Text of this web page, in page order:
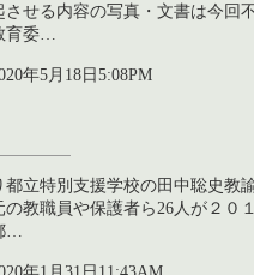
させる内容の写真・文書は今回
育委…
年5月18日5:08PM
都立特別支援学校の田中聡史教
教職員や保護者ら26人が２０
…